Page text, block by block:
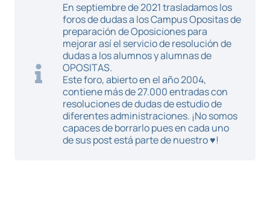
En septiembre de 2021 trasladamos los
foros de dudas a los Campus Opositas de
preparación de Oposiciones para
mejorar así el servicio de resolución de
dudas a los alumnos y alumnas de
OPOSITAS.
Este foro, abierto en el año 2004,
contiene más de 27.000 entradas con
resoluciones de dudas de estudio de
diferentes administraciones. ¡No somos
capaces de borrarlo pues en cada uno
de sus post está parte de nuestro ♥!